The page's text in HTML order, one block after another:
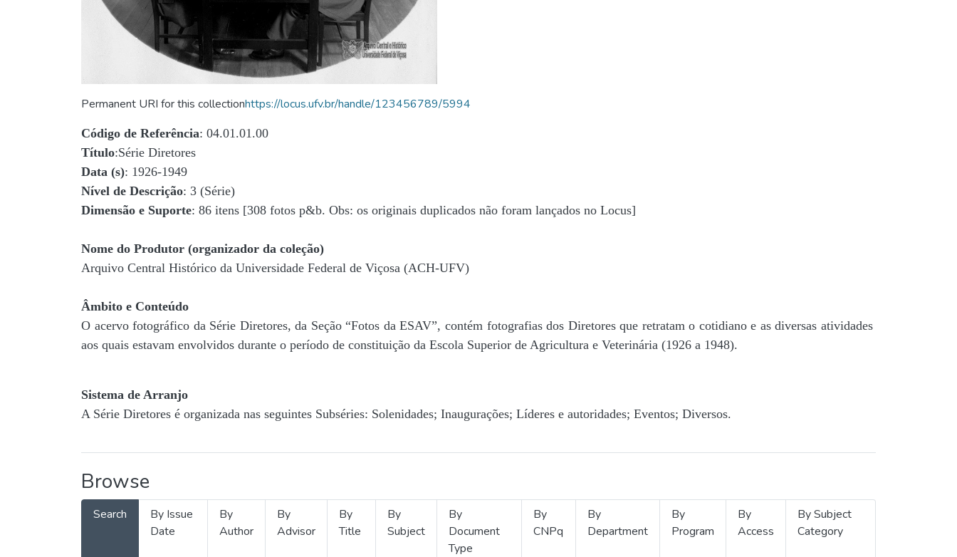
Permanent URI for this collectionhttps://locus.ufv.br/handle/123456789/5994
Código de Referência: 04.01.01.00
Título:Série Diretores
Data (s): 1926-1949
Nível de Descrição: 3 (Série)
Dimensão e Suporte: 86 itens [308 fotos p&b. Obs: os originais duplicados não foram lançados no Locus]
Nome do Produtor (organizador da coleção)
Arquivo Central Histórico da Universidade Federal de Viçosa (ACH-UFV)
Âmbito e Conteúdo
O acervo fotográfico da Série Diretores, da Seção “Fotos da ESAV”, contém fotografias dos Diretores que retratam o cotidiano e as diversas atividades
aos quais estavam envolvidos durante o período de constituição da Escola Superior de Agricultura e Veterinária (1926 a 1948).
Sistema de Arranjo
A Série Diretores é organizada nas seguintes Subséries: Solenidades; Inaugurações; Líderes e autoridades; Eventos; Diversos.
Browse
Search
By Issue
Date
By
Author
By
Advisor
By
Title
By
Subject
By
Document
Type
By
CNPq
By
Department
By
Program
By
Access
By Subject
Category